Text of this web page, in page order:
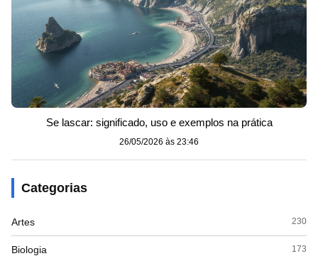
Se lascar: significado, uso e exemplos na prática
26/05/2026 às 23:46
Categorias
Artes 230
Biologia 173